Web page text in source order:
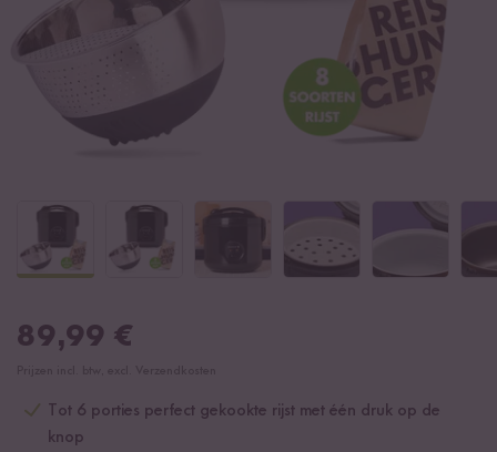
89,99 €
Tot 6 porties perfect gekookte rijst met één druk op de
knop